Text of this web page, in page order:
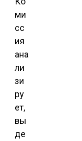
ми
сс
ия
ана
ли
зи
ру
ет,
вы
де